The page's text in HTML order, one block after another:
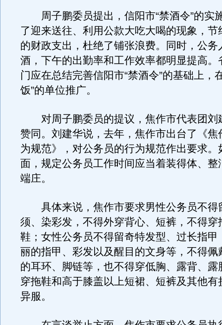
周子鹏委员提出，信阳市“禁酒令”的实
了迎来送往、利用公款大吃大喝的现象，节
的财政支出，杜绝了铺张浪费。同时，公务
酒，下午的出勤率和工作效率都明显提高。
门应在总结完善信阳市“禁酒令”的基础上，
饭”的单位推广。
对周子鹏委员的提议，焦作市代表团刘
赞同。刘建华说，去年，焦作市出台了《焦
为规范》，对公务员的行为规范作出要求。
面，规定公务员工作时间应当着装得体、整
端庄。
具体来说，焦作市要求男性公务员不得
须、染彩发，不得外穿背心、短裤，不得穿
鞋；女性公务员不得留奇特发型、过长指甲
丽的指甲、彩发以及醒目的文身等，不得佩
的耳环、脚链等，也不得穿低胸、露背、露
穿拖鞋和高于膝盖以上短裙、短裤及其他有
异服。